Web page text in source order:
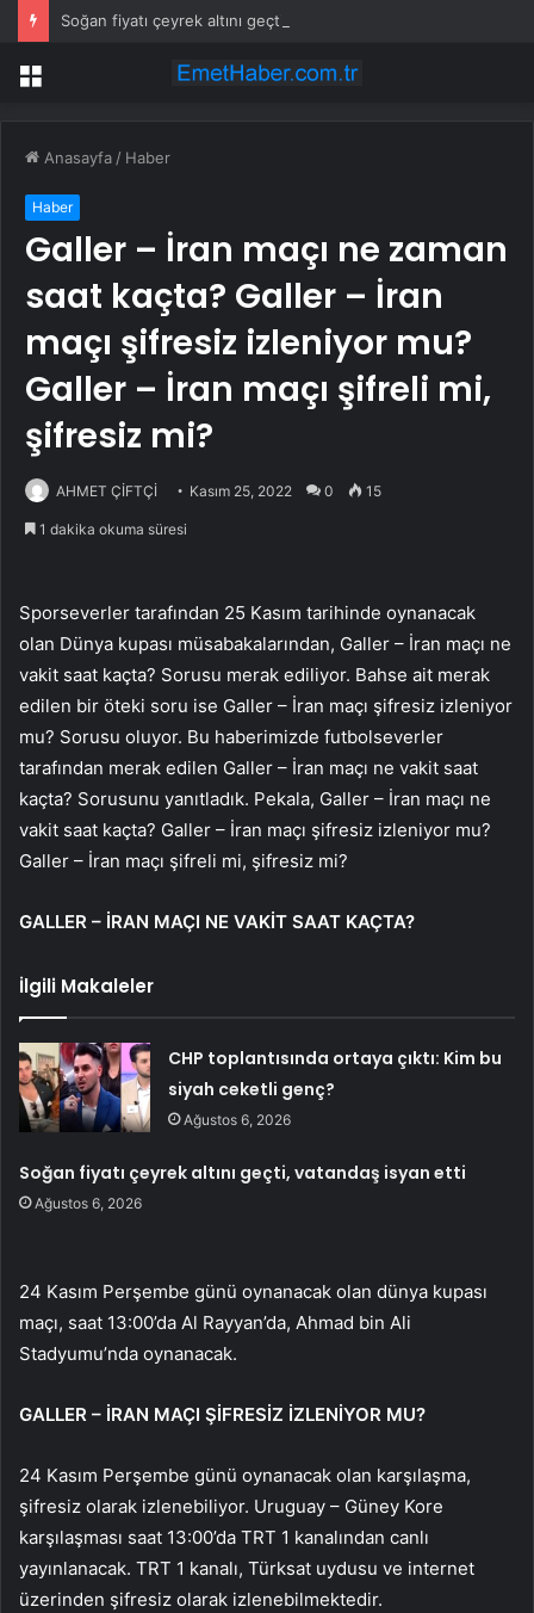
Soğan fiyatı çeyrek altını geçti, vatandaş isyan etti
Menü
Anasayfa / Haber
Haber
Galler – İran maçı ne zaman
saat kaçta? Galler – İran
maçı şifresiz izleniyor mu?
Galler – İran maçı şifreli mi,
şifresiz mi?
AHMET ÇİFTÇİ Kasım 25, 2022 0 15
1 dakika okuma süresi
Sporseverler tarafından 25 Kasım tarihinde oynanacak
olan Dünya kupası müsabakalarından, Galler – İran maçı ne
vakit saat kaçta? Sorusu merak ediliyor. Bahse ait merak
edilen bir öteki soru ise Galler – İran maçı şifresiz izleniyor
mu? Sorusu oluyor. Bu haberimizde futbolseverler
tarafından merak edilen Galler – İran maçı ne vakit saat
kaçta? Sorusunu yanıtladık. Pekala, Galler – İran maçı ne
vakit saat kaçta? Galler – İran maçı şifresiz izleniyor mu?
Galler – İran maçı şifreli mi, şifresiz mi?
GALLER – İRAN MAÇI NE VAKİT SAAT KAÇTA?
İlgili Makaleler
CHP toplantısında ortaya çıktı: Kim bu
siyah ceketli genç?
Ağustos 6, 2026
Soğan fiyatı çeyrek altını geçti, vatandaş isyan etti
Ağustos 6, 2026
24 Kasım Perşembe günü oynanacak olan dünya kupası
maçı, saat 13:00’da Al Rayyan’da, Ahmad bin Ali
Stadyumu’nda oynanacak.
GALLER – İRAN MAÇI ŞİFRESİZ İZLENİYOR MU?
24 Kasım Perşembe günü oynanacak olan karşılaşma,
şifresiz olarak izlenebiliyor. Uruguay – Güney Kore
karşılaşması saat 13:00’da TRT 1 kanalından canlı
yayınlanacak. TRT 1 kanalı, Türksat uydusu ve internet
üzerinden şifresiz olarak izlenebilmektedir.